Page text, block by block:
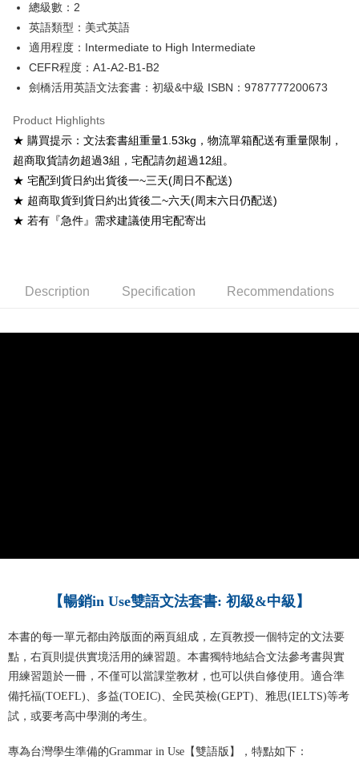
NT$60/order
付款後全家取貨
NT$60/order
7-11取貨付款
NT$60/order
付款後7-11取貨
NT$60/order
宅配-台灣本島
NT$100/order
總級數：2
英語類型：美式英語
適用程度：Intermediate to High Intermediate
CEFR程度：A1-A2-B1-B2
劍橋活用英語文法套書：初級&中級 ISBN：9787777200673
Product Highlights
★ 購買提示：文法套書組重量1.53kg，物流單箱配送有重量限制，
超商取貨請勿超過3組，宅配請勿超過12組。
★ 宅配到貨日約出貨後一~三天(周日不配送)
★ 超商取貨到貨日約出貨後二~六天(周末六日仍配送)
★ 若有『急件』需求建議使用宅配寄出
Description Specification Recommendations
【暢銷in Use雙語文法套書: 初級&中級 】
本書的每一單元都由跨版面的兩頁組成，左頁教授一個特定的文法要
點，右頁則提供實境活用的練習題。本書獨特地結合文法參考書與實
用練習題於一冊，不僅可以當課堂教材，也可以供自修使用。適合準
備托福(TOEFL)、多益(TOEIC)、全民英檢(GEPT)、雅思(IELTS)等考
試，或要考高中學測的考生。
專為台灣學生準備的Grammar in Use【雙語版】，特點如下：